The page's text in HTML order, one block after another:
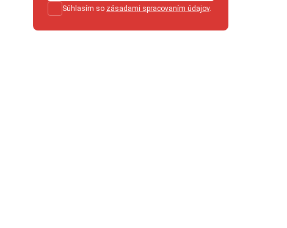
Súhlasím so zásadami spracovaním údajov.